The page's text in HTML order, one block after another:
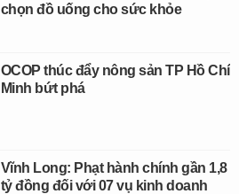
chọn đồ uống cho sức khỏe
OCOP thúc đẩy nông sản TP Hồ Chí
Minh bứt phá
Vĩnh Long: Phạt hành chính gần 1,8
tỷ đồng đối với 07 vụ kinh doanh